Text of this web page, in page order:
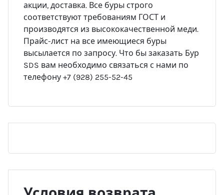
акции, доставка. Все буры строго
соответствуют требованиям ГОСТ и
производятся из высококачественной меди.
Прайс-лист на все имеющиеся буры
высылается по запросу. Что бы заказать Бур
SDS вам необходимо связаться с нами по
телефону +7 (928) 255-52-45